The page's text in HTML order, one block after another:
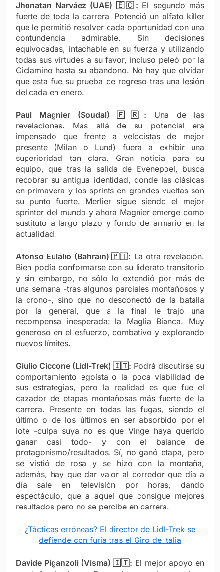
Jhonatan Narváez (UAE) 🇪🇨: El segundo más
fuerte de toda la carrera. Potenció un olfato killer
que le permitió resolver cada oportunidad con una
contundencia admirable. Sin decisiones
equivocadas, intachable en su fuerza y utilizando
todas sus virtudes a su favor, incluso peleó por la
Ciclamino hasta su abandono. No hay que olvidar
que esta fue su prueba de regreso tras una lesión
delicada en enero.
Paul Magnier (Soudal) 🇫🇷: Una de las
revelaciones. Más allá de su potencial era
impensado que frente a velocistas de mejor
presente (Milan o Lund) fuera a exhibir una
superioridad tan clara. Gran noticia para su
equipo, que tras la salida de Evenepoel, busca
recobrar su antigua identidad, donde las clásicas
en primavera y los sprints en grandes vueltas son
su punto fuerte. Merlier sigue siendo el mejor
sprinter del mundo y ahora Magnier emerge como
sustituto a largo plazo y fondo de armario en la
actualidad.
Afonso Eulálio (Bahrain) 🇵🇹: La otra revelación.
Bien podía conformarse con su liderato transitorio
y sin embargo, no sólo lo extendió por más de
una semana -tras algunos parciales montañosos y
la crono-, sino que no desconectó de la batalla
por la general, que a la final le trajo una
recompensa inesperada: la Maglia Bianca. Muy
generoso en el esfuerzo, combativo y explorando
nuevos límites.
Giulio Ciccone (Lidl-Trek) 🇮🇹: Podrá discutirse su
comportamiento egoísta o la poca viabilidad de
sus estrategias, pero la realidad es que fue el
cazador de etapas montañosas más fuerte de la
carrera. Presente en todas las fugas, siendo el
último o de los últimos en ser absorbido por el
lote -culpa suya no es que Vinge haya querido
ganar casi todo- y con el balance de
protagonismo/resultados. Sí, no ganó etapa, pero
se vistió de rosa y se hizo con la montaña,
además, hay que dar valor al corredor que día a
día sale en televisión por horas, dando
espectáculo, que a aquel que consigue mejores
resultados pero no se percibe en carrera.
¿Tácticas erróneas? El director de Lidl-Trek se
defiende con furia tras el Giro de Italia
Davide Piganzoli (Visma) 🇮🇹: El mejor apoyo en